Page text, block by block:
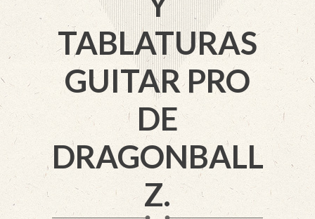
TABLATURAS
GUITAR PRO
DE
DRAGONBALL
Z.